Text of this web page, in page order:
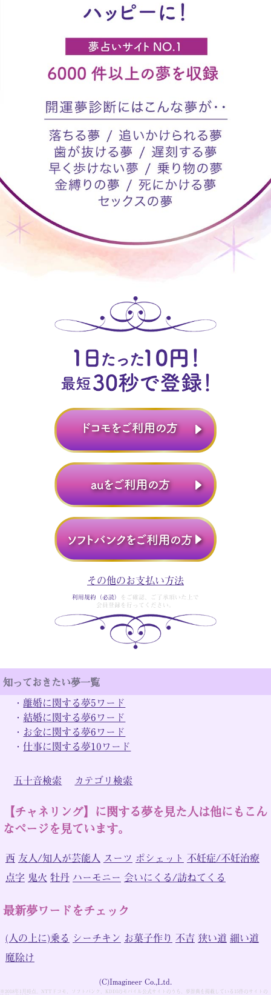
その他のお支払い方法
利用規約（必読）
をご確認、ご了承頂いた上で
会員登録を行ってください。
知っておきたい夢一覧
・ 離婚に関する夢5ワード
・ 結婚に関する夢6ワード
・ お金に関する夢6ワード
・仕事に関する夢10ワード
五十音検索 カテゴリ検索
【チャネリング】に関する夢を見た人は他にもこん
なページを見ています。
西 友人/知人が芸能人 スーツ ポシェット 不妊症/不妊治療
点字 鬼火 牡丹 ハーモニー 会いにくる/訪ねてくる
最新夢ワードをチェック
(人の上に)乗る シーチキン お菓子作り 不吉 狭い道 細い道
魔除け
(C)Imagineer Co.,Ltd.
※2018年1月時点。NTTドコモ、ソフトバンク、KDDIのモバイル公式サイトのうち、夢辞典を掲載している15件のサイトの